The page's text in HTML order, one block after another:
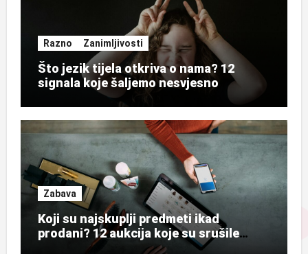
Razno Zanimljivosti
Što jezik tijela otkriva o nama? 12
signala koje šaljemo nesvjesno
Zabava
Koji su najskuplji predmeti ikad
prodani? 12 aukcija koje su srušile